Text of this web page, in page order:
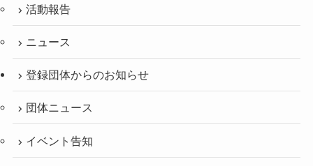
活動報告
ニュース
登録団体からのお知らせ
団体ニュース
イベント告知